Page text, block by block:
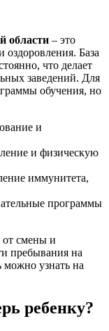
области – это
оздоровления. База
что делает
заведений. Для
обучения, но
и
и физическую
иммунитета,
программы
от смены и
пребывания на
можно узнать на
ребенку?